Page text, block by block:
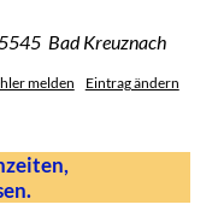
Bad Kreuznach
melden Eintrag ändern